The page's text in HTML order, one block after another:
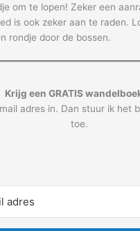
om te lopen! Zeker een
is ook zeker aan te raden.
rondje door de bossen.
Krijg een GRATIS
adres in. Dan stuur ik het
toe.